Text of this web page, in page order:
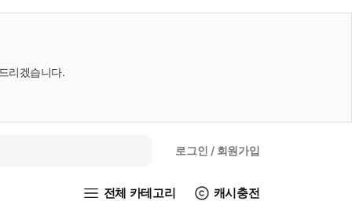
리겠습니다.
로그인 / 회원가입
전체 카테고리 캐시충전